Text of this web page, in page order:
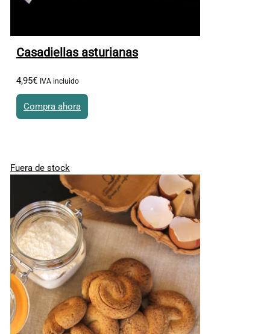
Casadiellas asturianas
4,95€ IVA incluido
Compra ahora
Fuera de stock